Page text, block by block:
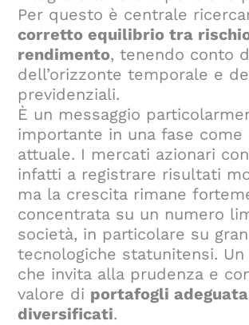
Per questo è centrale
corretto equilibrio tra
rendimento, tenendo conto
dell’orizzonte temporale e
previdenziali.
È un messaggio
importante in una fase come
attuale. I mercati azionari
infatti a registrare risultati
ma la crescita rimane
concentrata su un numero
società, in particolare su
tecnologiche statunitensi.
che invita alla prudenza e
valore di portafogli
diversificati.